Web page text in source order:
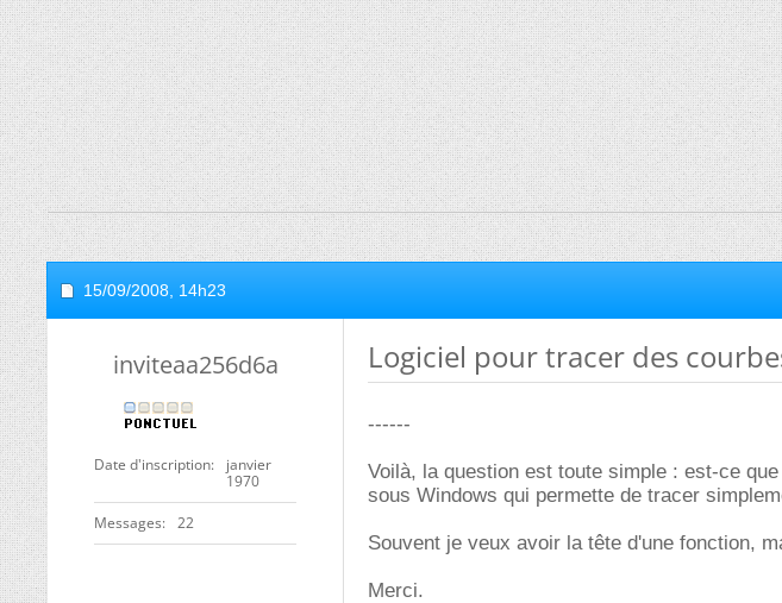
15/09/2008, 14h23
inviteaa256d6a
Date d'inscription
janvier
1970
Messages 22
Logiciel pour tracer des
------
Voilà, la question est toute simple : est-ce
sous Windows qui permette de tracer
Souvent je veux avoir la tête d'une fonction,
Merci.